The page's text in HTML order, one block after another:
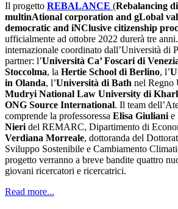
Il progetto REBALANCE (Rebalancing
multinAtional corporation and gLobal
democratic and iNClusive citizenship
ufficialmente ad ottobre 2022 durerà tre
internazionale coordinato dall’Università di
partner: l’Università Ca’ Foscari di
Stoccolma, la Hertie School di Berlino, l’
in Olanda, l’Università di Bath nel Regno
Mudryi National Law University di
ONG Source International. Il team
comprende la professoressa Elisa Giuliani e
Nieri del REMARC, Dipartimento di
Verdiana Morreale, dottoranda del
Sviluppo Sostenibile e Cambiamento
progetto verranno a breve bandite quattro
giovani ricercatori e ricercatrici.
Read more...